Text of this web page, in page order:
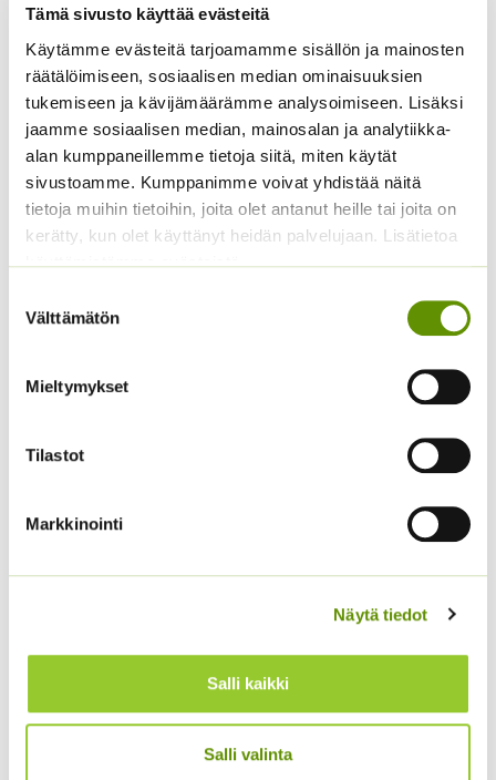
Tämä sivusto käyttää evästeitä
Käytämme evästeitä tarjoamamme sisällön ja mainosten
räätälöimiseen, sosiaalisen median ominaisuuksien
tukemiseen ja kävijämäärämme analysoimiseen. Lisäksi
jaamme sosiaalisen median, mainosalan ja analytiikka-
alan kumppaneillemme tietoja siitä, miten käytät
sivustoamme. Kumppanimme voivat yhdistää näitä
tietoja muihin tietoihin, joita olet antanut heille tai joita on
kerätty, kun olet käyttänyt heidän palvelujaan. Lisätietoa
käyttämistämme evästeistä
valinta
Välttämätön
Mieltymykset
Tilastot
Markkinointi
Näytä tiedot
Salli kaikki
Salli valinta
Kääpiöauringonkukka
Music Box 40 s.
Sisältää arvonlisäveron
Hämähäkkikukka
sekoitus
2,70 Sisältää arvonlisäveron
Keltakosmoskukka
ALE!
oli:
Kääpiöauringonkukka
Sisältää arvonlisäveron